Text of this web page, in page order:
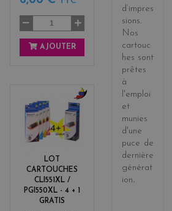
AJOUTER
LOT
CARTOUCHES
CLI551XL /
PGI550XL - 4 + 1
GRATIS
b
c
+
d’impres
sions.
Nos
cartouc
hes sont
prêtes
à
l'emploi
et
munies
d'une
puce de
dernière
générat
ion.